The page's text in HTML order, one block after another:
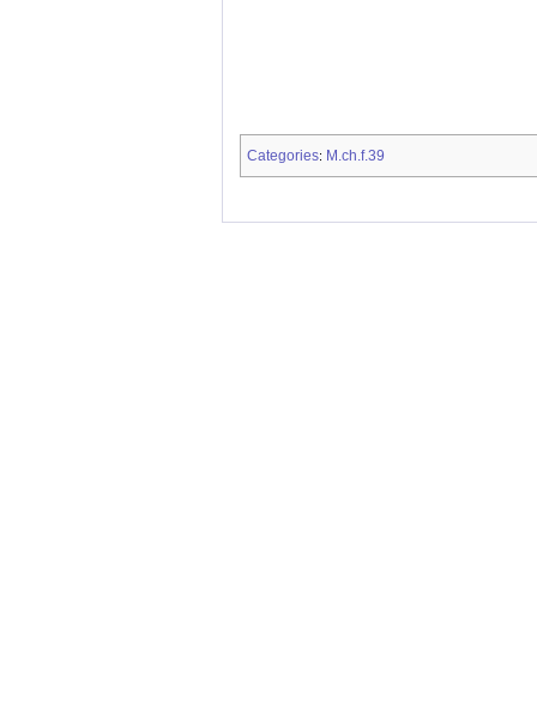
Categories: M.ch.f.39